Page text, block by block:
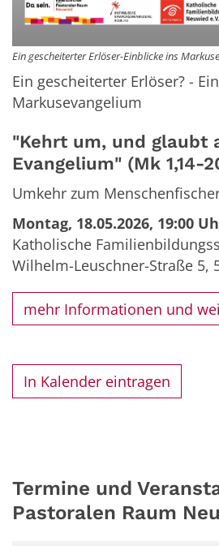
Ein gescheiterter Erlöser-Einblicke ins
Ein gescheiterter Erlöser? -
Markusevangelium
"Kehrt um, und glaubt
Evangelium" (Mk 1,14-
Umkehr zum
Montag, 18.05.2026, 19:00
Katholische
Wilhelm-Leuschner-Straße 5,
mehr Informationen und
In Kalender eintragen
Termine und
Pastoralen Raum